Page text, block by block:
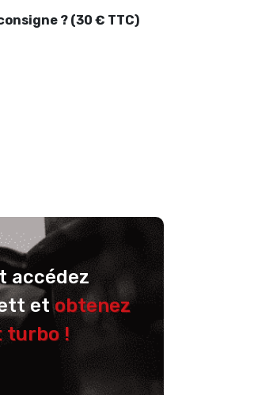
? (30 € TTC)
accédez
etobtenez
turbo !